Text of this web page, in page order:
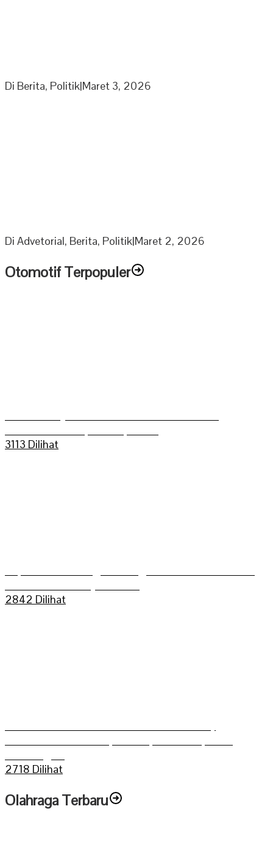
Di Berita, Politik|Maret 3, 2026
Di Advetorial, Berita, Politik|Maret 2, 2026
Otomotif Terpopuler
3113 Dilihat
2842 Dilihat
2718 Dilihat
Olahraga Terbaru